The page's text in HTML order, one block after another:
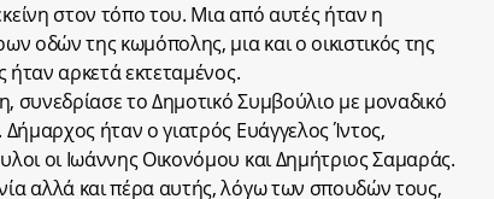
στον τόπο του. Μια από αυτές ήταν η
οδών της κωμόπολης, μια και ο οικιστικός της
ήταν αρκετά εκτεταμένος.
συνεδρίασε το Δημοτικό Συμβούλιο με μοναδικό
ήταν ο γιατρός Ευάγγελος Ίντος,
οι Ιωάννης Οικονόμου και Δημήτριος Σαμαράς.
αλλά και πέρα αυτής, λόγω των σπουδών τους,